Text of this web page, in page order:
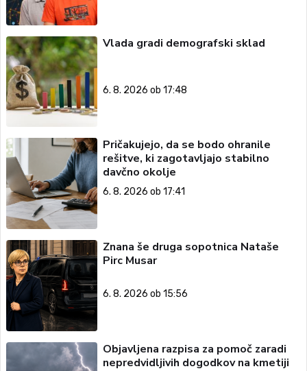
Vlada gradi demografski sklad
6. 8. 2026 ob 17:48
Pričakujejo, da se bodo ohranile
rešitve, ki zagotavljajo stabilno
davčno okolje
6. 8. 2026 ob 17:41
Znana še druga sopotnica Nataše
Pirc Musar
6. 8. 2026 ob 15:56
Objavljena razpisa za pomoč zaradi
nepredvidljivih dogodkov na kmetiji